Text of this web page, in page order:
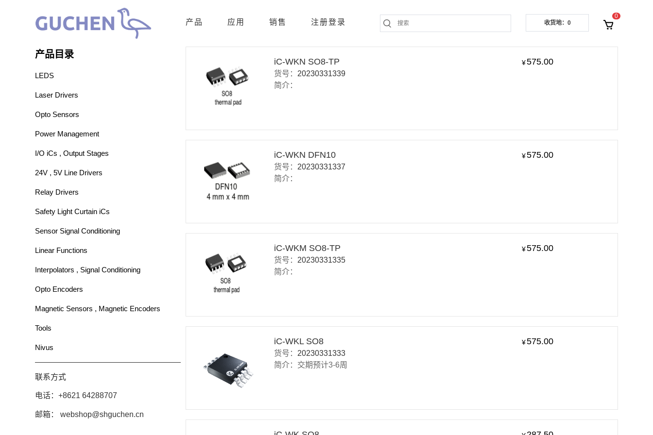
产品 应用 销售 注册登录 收货地：0
0
产品目录
LEDS
Laser Drivers
Opto Sensors
Power Management
I/O iCs , Output Stages
24V , 5V Line Drivers
Relay Drivers
Safety Light Curtain iCs
Sensor Signal Conditioning
Linear Functions
Interpolators , Signal Conditioning
Opto Encoders
Magnetic Sensors , Magnetic Encoders
Tools
Nivus
联系方式
电话：+8621 64288707
邮箱： webshop@shguchen.cn
iC-WKN SO8-TP
货号： 20230331339
简介：
¥575.00
iC-WKN DFN10
货号： 20230331337
简介：
¥575.00
iC-WKM SO8-TP
货号： 20230331335
简介：
¥575.00
iC-WKL SO8
货号： 20230331333
简介：交期预计3-6周
¥575.00